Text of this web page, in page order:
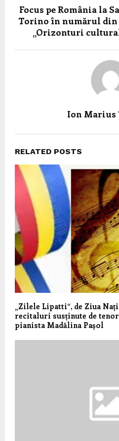
Focus pe România la
Torino în numărul din
„Orizonturi
Ion Marius
RELATED POSTS
„Zilele Lipatti“, de Ziua
recitaluri susținute de
pianista Madălina Pașol